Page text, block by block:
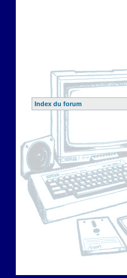
Index du forum